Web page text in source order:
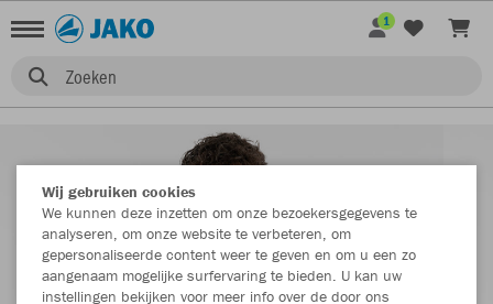
Zoeken
1
Wij gebruiken cookies
We kunnen deze inzetten om onze bezoekersgegevens te
analyseren, om onze website te verbeteren, om
gepersonaliseerde content weer te geven en om u een zo
aangenaam mogelijke surfervaring te bieden. U kan uw
instellingen bekijken voor meer info over de door ons